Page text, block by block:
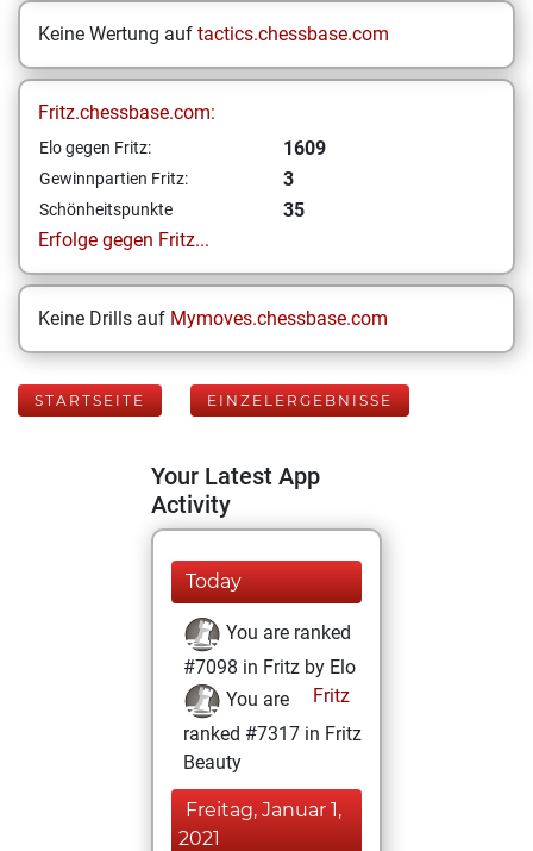
Keine Wertung auf tactics.chessbase.com
Fritz.chessbase.com:
Elo gegen Fritz: 1609
Gewinnpartien Fritz: 3
Schönheitspunkte
35
Erfolge gegen Fritz...
Keine Drills auf Mymoves.chessbase.com
STARTSEITE EINZELERGEBNISSE
Your Latest App
Activity
Today
You are ranked
#7098 in Fritz by Elo
Fritz
You are
ranked #7317 in Fritz
Beauty
Freitag, Januar 1,
2021